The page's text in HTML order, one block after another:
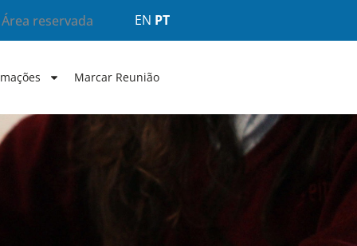
Área reservada EN PT
Marcar Reunião